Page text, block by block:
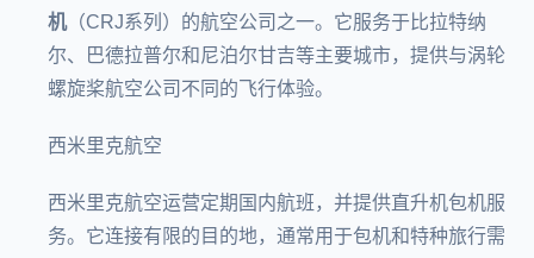
机（CRJ系列）的航空公司之一。它服务于比拉特纳
尔、巴德拉普尔和尼泊尔甘吉等主要城市，提供与涡轮
螺旋桨航空公司不同的飞行体验。
西米里克航空
西米里克航空运营定期国内航班，并提供直升机包机服
务。它连接有限的目的地，通常用于包机和特种旅行需